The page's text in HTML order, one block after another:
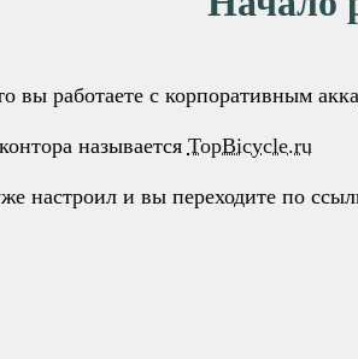
вы работаете с корпоративным
называется TopBicycle.ru
настроил и вы переходите по